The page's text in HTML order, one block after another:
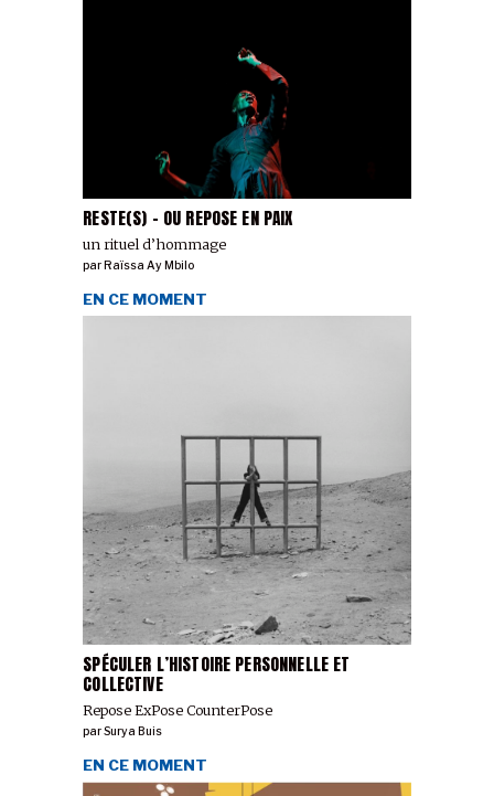
RESTE(S) - OU REPOSE EN PAIX
un rituel d’hommage
par Raïssa Ay Mbilo
SPÉCULER L’HISTOIRE PERSONNELLE ET
COLLECTIVE
Repose ExPose CounterPose
EN CE MOMENT
parSurya Buis
EN CE MOMENT